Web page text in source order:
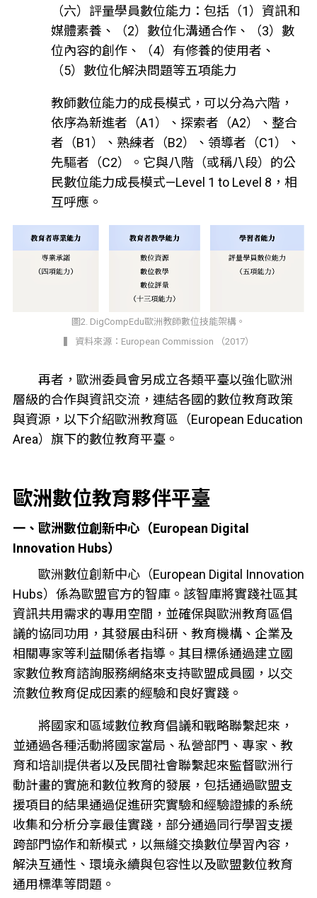
（六）評量學員數位能力：包括（1）資訊和
媒體素養、（2）數位化溝通合作、（3）數
位內容的創作、（4）有修養的使用者、
（5）數位化解決問題等五項能力
教師數位能力的成長模式，可以分為六階，
依序為新進者（A1）、探索者（A2）、整合
者（B1）、熟練者（B2）、領導者（C1）、
先驅者（C2）。它與八階（或稱八段）的公
民數位能力成長模式—Level 1 to Level 8，相
互呼應。
圖2. DigCompEdu歐洲教師數位技能架構。
▍ 資料來源：European Commission （2017）
再者，歐洲委員會另成立各類平臺以強化歐洲
層級的合作與資訊交流，連結各國的數位教育政策
與資源，以下介紹歐洲教育區（European Education
Area）旗下的數位教育平臺。
歐洲數位教育夥伴平臺
一、歐洲數位創新中心（European Digital
Innovation Hubs）
歐洲數位創新中心（European Digital Innovation
Hubs）係為歐盟官方的智庫。該智庫將實踐社區其
資訊共用需求的專用空間，並確保與歐洲教育區倡
議的協同功用，其發展由科研、教育機構、企業及
相關專家等利益關係者指導。其目標係通過建立國
家數位教育諮詢服務網絡來支持歐盟成員國，以交
流數位教育促成因素的經驗和良好實踐。
將國家和區域數位教育倡議和戰略聯繫起來，
並通過各種活動將國家當局、私營部門、專家、教
育和培訓提供者以及民間社會聯繫起來監督歐洲行
動計畫的實施和數位教育的發展，包括通過歐盟支
援項目的結果通過促進研究實驗和經驗證據的系統
收集和分析分享最佳實踐，部分通過同行學習支援
跨部門協作和新模式，以無縫交換數位學習內容，
解決互通性、環境永續與包容性以及歐盟數位教育
通用標準等問題。